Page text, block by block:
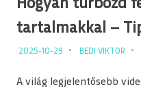
Hogyan turbózd
tartalmakkal –
2025-10-29 BEDI VIKTOR
A világ legjelentősebb